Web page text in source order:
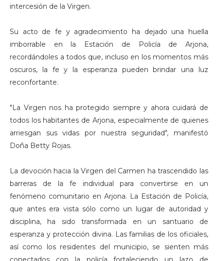
intercesión de la Virgen.
Su acto de fe y agradecimiento ha dejado una huella
imborrable en la Estación de Policía de Arjona,
recordándoles a todos que, incluso en los momentos más
oscuros, la fe y la esperanza pueden brindar una luz
reconfortante.
"La Virgen nos ha protegido siempre y ahora cuidará de
todos los habitantes de Arjona, especialmente de quienes
arriesgan sus vidas por nuestra seguridad", manifestó
Doña Betty Rojas.
La devoción hacia la Virgen del Carmen ha trascendido las
barreras de la fe individual para convertirse en un
fenómeno comunitario en Arjona. La Estación de Policía,
que antes era vista sólo como un lugar de autoridad y
disciplina, ha sido transformada en un santuario de
esperanza y protección divina. Las familias de los oficiales,
así como los residentes del municipio, se sienten más